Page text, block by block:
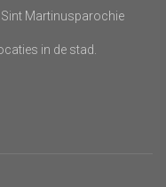
Martinusparochie
in de stad.